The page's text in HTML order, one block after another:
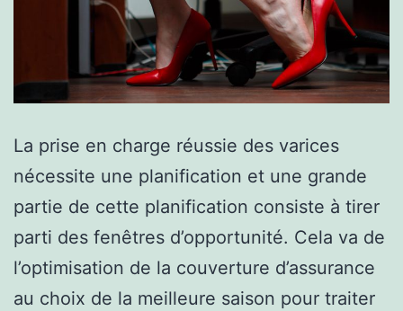
La prise en charge réussie des varices
nécessite une planification et une grande
partie de cette planification consiste à tirer
parti des fenêtres d’opportunité. Cela va de
l’optimisation de la couverture d’assurance
au choix de la meilleure saison pour traiter